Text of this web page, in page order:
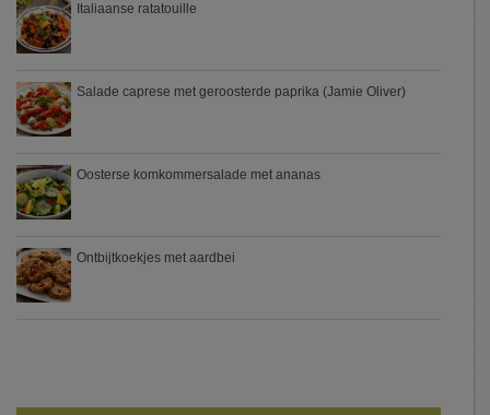
Italiaanse ratatouille
Salade caprese met geroosterde paprika (Jamie Oliver)
Oosterse komkommersalade met ananas
Ontbijtkoekjes met aardbei